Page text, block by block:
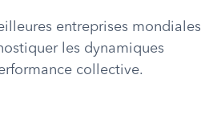
entreprises mondiales
les dynamiques
collective.